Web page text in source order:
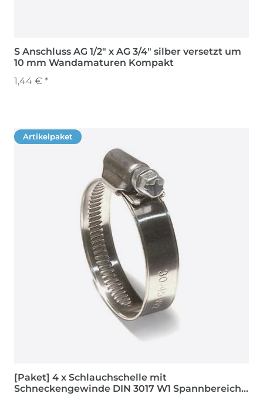
S Anschluss AG 1/2" x AG 3/4" silber versetzt um
10 mm Wandamaturen Kompakt
1,44 € *
Artikelpaket
[Paket] 4 x Schlauchschelle mit
Schneckengewinde DIN 3017 W1 Spannbereich